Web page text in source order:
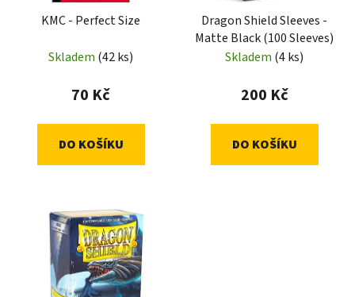
KMC - Perfect Size
Skladem (42 ks)
70 Kč
DO KOŠÍKU
Dragon Shield Sleeves -
Matte Black (100 Sleeves)
Skladem (4 ks)
200 Kč
DO KOŠÍKU